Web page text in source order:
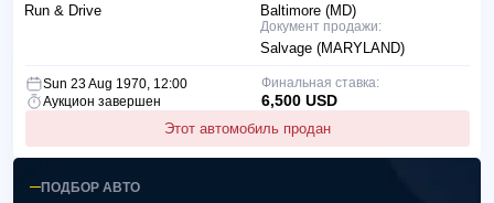
Baltimore (MD)
Документ продажи:
Salvage (MARYLAND)
Run & Drive
Sun 23 Aug 1970, 12:00
Аукцион завершен
Этот автомобиль продан
Финальная ставка:
6,500 USD
ПОДБОР АВТО